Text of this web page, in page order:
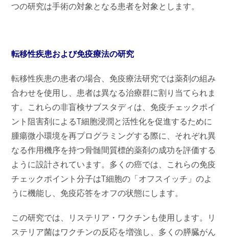
つの研究は手術の対象となる患者を対象とします。
転移性疾患および免疫療法の研究
転移性疾患の患者の場合、免疫療法研究では薬剤の組み
合わせを使用し、患者は異なる治療群に割り当てられま
す。これらの非盲検サブスタディは、免疫チェックポイ
ント阻害剤によるT細胞浸潤と活性化を促進するために
腫瘍微小環境を再プログラミングする際に、それぞれ異
なる作用機序を持つ骨髄間質標的薬剤の成功を評価する
ように設計されています。多くの癌では、これらの免疫
チェックポイント分子はT細胞の「オフスイッチ」のよ
うに機能し、免疫応答をオフの状態にします。
この研究では、リステリア・ワクチンも使用します。リ
ステリア菌はワクチンの反応を増強し、多くの膵臓がん